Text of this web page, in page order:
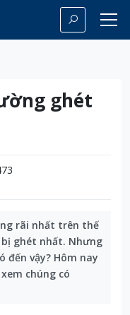
ghét
rãi nhất trên thế
ghét nhất. Nhưng
đến vậy? Hôm nay
chúng có